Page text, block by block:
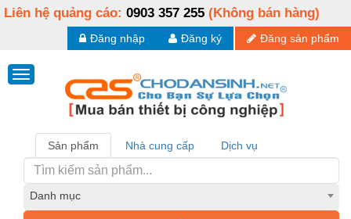
Liên hệ quảng cáo: 0903 357 255 (Không bán hàng)
Đăng sản phẩm
Đăng ký
Đăng nhập
Sản phẩm Nhà cung cấp Dịch vụ
Danh mục